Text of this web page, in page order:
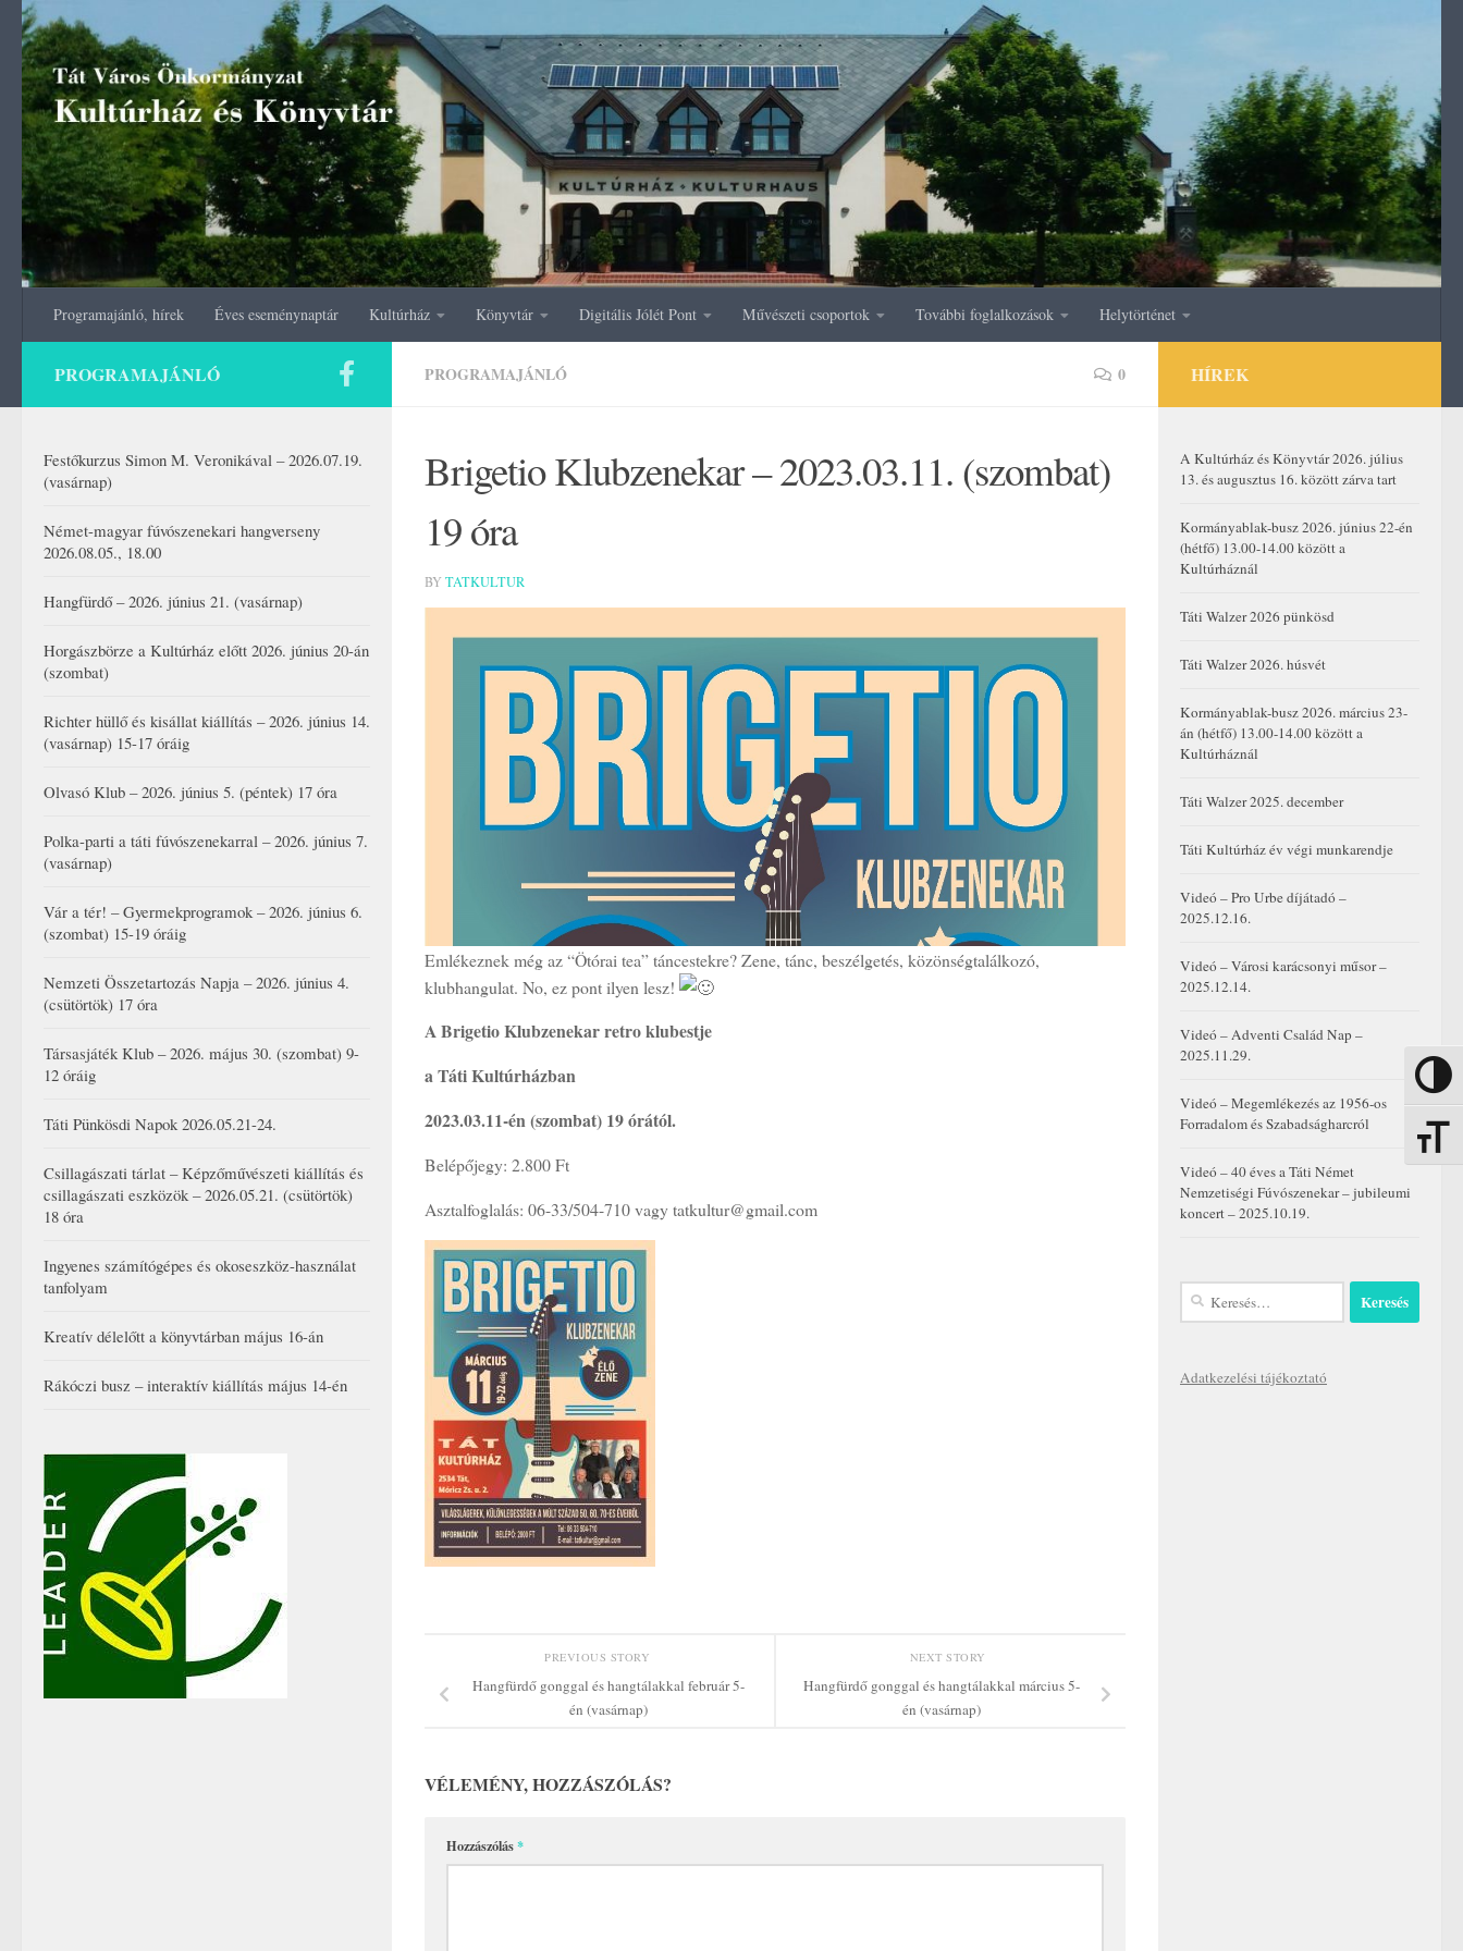
Nagy
Skip to content
Programajánló, hírek Éves eseménynaptár Kultúrház Könyvtár Digitális Jólét Pont Művészeti csoportok További foglalkozások Helytörténet
PROGRAMAJÁNLÓ 0
Brigetio Klubzenekar – 2023.03.11. (szombat)
19 óra
BY TATKULTUR
Emlékeznek még az “Ötórai tea” táncestekre? Zene, tánc, beszélgetés, közönségtalálkozó,
klubhangulat. No, ez pont ilyen lesz!
A Brigetio Klubzenekar retro klubestje
a Táti Kultúrházban
2023.03.11-én (szombat) 19 órától.
Belépőjegy: 2.800 Ft
Asztalfoglalás: 06-33/504-710 vagy tatkultur@gmail.com
NEXT STORY
Hangfürdő gonggal és hangtálakkal március 5-
én (vasárnap)
PREVIOUS STORY
Hangfürdő gonggal és hangtálakkal február 5-
én (vasárnap)
VÉLEMÉNY, HOZZÁSZÓLÁS?
Hozzászólás*
PROGRAMAJÁNLÓ
Festőkurzus Simon M. Veronikával – 2026.07.19.
(vasárnap)
Német-magyar fúvószenekari hangverseny
2026.08.05., 18.00
Hangfürdő – 2026. június 21. (vasárnap)
Horgászbörze a Kultúrház előtt 2026. június 20-án
(szombat)
Richter hüllő és kisállat kiállítás – 2026. június 14.
(vasárnap) 15-17 óráig
Olvasó Klub – 2026. június 5. (péntek) 17 óra
Polka-parti a táti fúvószenekarral – 2026. június 7.
(vasárnap)
Vár a tér! – Gyermekprogramok – 2026. június 6.
(szombat) 15-19 óráig
Nemzeti Összetartozás Napja – 2026. június 4.
(csütörtök) 17 óra
Társasjáték Klub – 2026. május 30. (szombat) 9-
12 óráig
Táti Pünkösdi Napok 2026.05.21-24.
Csillagászati tárlat – Képzőművészeti kiállítás és
csillagászati eszközök – 2026.05.21. (csütörtök)
18 óra
Ingyenes számítógépes és okoseszköz-használat
tanfolyam
Kreatív délelőtt a könyvtárban május 16-án
Rákóczi busz – interaktív kiállítás május 14-én
HÍREK
A Kultúrház és Könyvtár 2026. július
13. és augusztus 16. között zárva tart
Kormányablak-busz 2026. június 22-én
(hétfő) 13.00-14.00 között a
Kultúrháznál
Táti Walzer 2026 pünkösd
Táti Walzer 2026. húsvét
Kormányablak-busz 2026. március 23-
án (hétfő) 13.00-14.00 között a
Kultúrháznál
Táti Walzer 2025. december
Táti Kultúrház év végi munkarendje
Videó – Pro Urbe díjátadó –
2025.12.16.
Videó – Városi karácsonyi műsor –
2025.12.14.
Videó – Adventi Család Nap –
2025.11.29.
Videó – Megemlékezés az 1956-os
Forradalom és Szabadságharcról
Videó – 40 éves a Táti Német
Nemzetiségi Fúvószenekar – jubileumi
koncert – 2025.10.19.
Keresés:
Adatkezelési tájékoztató